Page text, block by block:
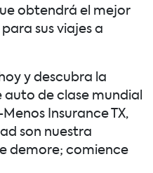
obtendrá el mejor
sus viajes a
y descubra la
de clase mundial
Insurance TX,
son nuestra
demore; comience